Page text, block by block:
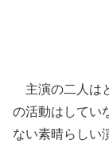
主演の二人は
の活動はしてい
ない素晴らしい